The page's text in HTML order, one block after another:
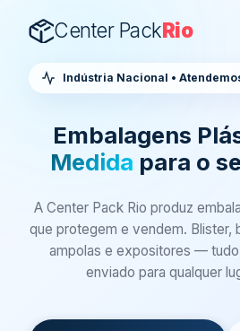
Center PackRio
Indústria Nacional •
Embalagens
Medida para o
A Center Pack Rio produz
que protegem e vendem. Blister,
ampolas e expositores —
enviado para qualquer